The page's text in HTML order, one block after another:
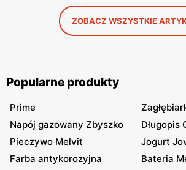
ZOBACZ WSZYSTKIE
Popularne produkty
Prime
Napój gazowany Zbyszko
Długopis
Pieczywo Melvit
Jogurt
Farba antykorozyjna
Bateria